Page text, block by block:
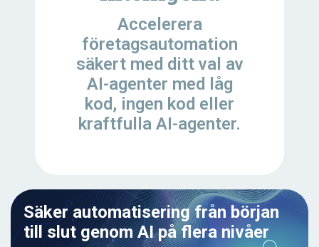
Accelerera
företagsautomation
säkert med ditt val av
AI-agenter med låg
kod, ingen kod eller
kraftfulla AI-agenter.
Säker automatisering från början
till slut genom AI på flera nivåer